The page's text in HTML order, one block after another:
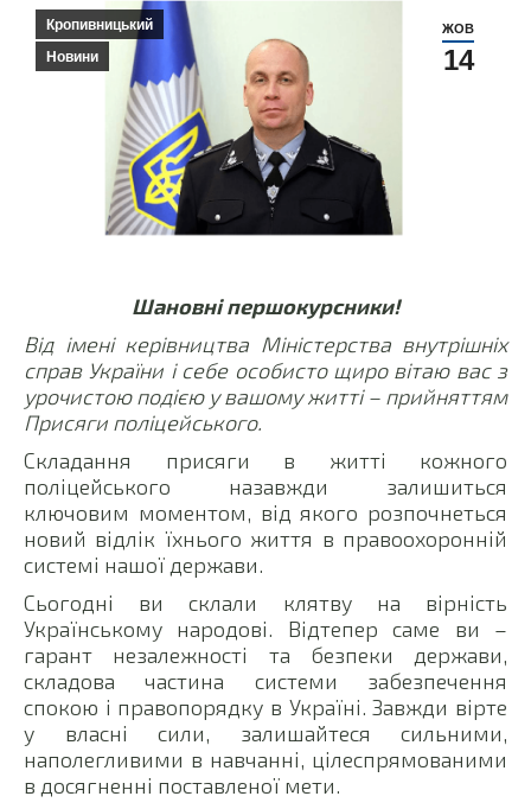
ЖОВ
14
Кропивницький
Новини
Шановні першокурсники!
Від імені керівництва Міністерства внутрішніх
справ України і себе особисто щиро вітаю вас з
урочистою подією у вашому житті – прийняттям
Присяги поліцейського.
Складання присяги в житті кожного
поліцейського назавжди залишиться
ключовим моментом, від якого розпочнеться
новий відлік їхнього життя в правоохоронній
системі нашої держави.
Сьогодні ви склали клятву на вірність
Українському народові. Відтепер саме ви –
гарант незалежності та безпеки держави,
складова частина системи забезпечення
спокою і правопорядку в Україні. Завжди вірте
у власні сили, залишайтеся сильними,
наполегливими в навчанні, цілеспрямованими
в досягненні поставленої мети.